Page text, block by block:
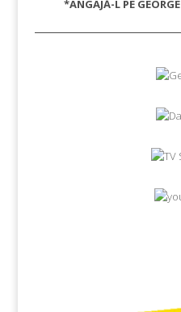
*ANGAJĂ-L PE GEORGE